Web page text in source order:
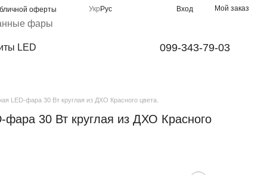
оферты Укр Рус Вход Мой заказ
фары
LED 099-343-79-03
LED-фара 30 Вт круглая из ДХО Красного цвета.
30 Вт круглая из ДХО Красного